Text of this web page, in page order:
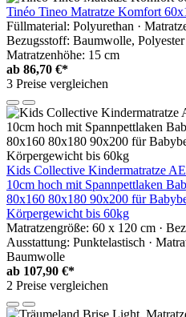
Tinéo Tineo Matratze Komfort
Füllmaterial: Polyurethan ·
Bezugsstoff: Baumwolle,
Matratzenhöhe: 15 cm
ab 86,70 €*
3 Preise vergleichen
Kids Collective Kindermatratze
10cm hoch mit Spannpettlaken
80x160 80x180 90x200 für
Körpergewicht bis 60kg
Matratzengröße: 60 x 120 cm ·
Ausstattung: Punktelastisch ·
Baumwolle
ab 107,90 €*
2 Preise vergleichen